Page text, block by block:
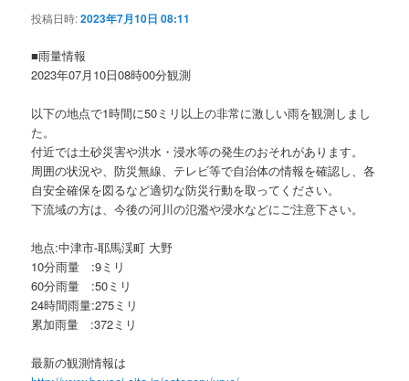
ョ
投稿日時:2023年7月10日 08:11
■雨量情報
2023年07月10日08時00分観測
以下の地点で1時間に50ミリ以上の非常に激しい雨を観測しまし
た。
付近では土砂災害や洪水・浸水等の発生のおそれがあります。
周囲の状況や、防災無線、テレビ等で自治体の情報を確認し、各
自安全確保を図るなど適切な防災行動を取ってください。
下流域の方は、今後の河川の氾濫や浸水などにご注意下さい。
地点:中津市-耶馬渓町 大野
10分雨量 :9ミリ
60分雨量 :50ミリ
24時間雨量:275ミリ
累加雨量 :372ミリ
最新の観測情報は